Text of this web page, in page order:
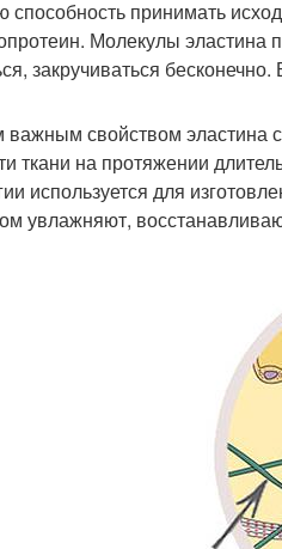
способность принимать
Молекулы
закручиваться
свойством эластина
ткани на протяжении
используется для
увлажняют,